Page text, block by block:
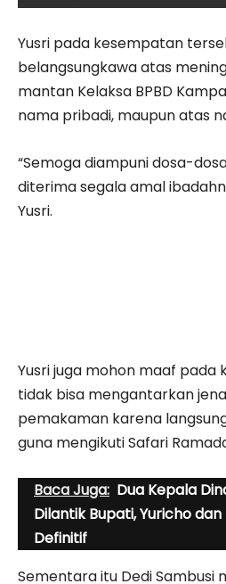
Yusri pada kesempatan
belangsungkawa atas
mantan Kelaksa BPBD
nama pribadi, maupun atas
“Semoga diampuni dosa-
diterima segala amal
Yusri.
Yusri juga mohon maaf
tidak bisa mengantarkan
pemakaman karena
guna mengikuti Safari
Baca Juga: Dua Kepala
Dilantik Bupati, Yuricho
Definitif
Sementara itu Dedi Sambusi